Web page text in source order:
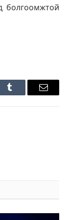
болгоомжтой
Tumblr Имэйл